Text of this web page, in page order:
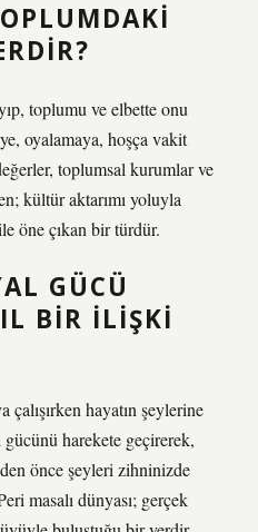
toplumu ve elbette onu
oyalamaya, hoşça vakit
toplumsal kurumlar ve
kültür aktarımı yoluyla
öne çıkan bir türdür.
GÜCÜ
BIR ILIŞKI
çalışırken hayatın şeylerine
harekete geçirerek,
önce şeyleri zihninizde
masalı dünyası; gerçek